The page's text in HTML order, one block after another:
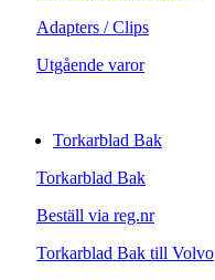
Adapters / Clips
Utgående varor
Torkarblad Bak
Torkarblad Bak
Beställ via reg.nr
Torkarblad Bak till Volvo